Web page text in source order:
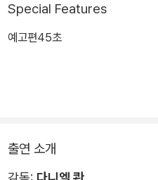
가고 있다는 사실을 알게 되고,
그 모든 능력을 빌려와 위기의 세
Special Features
예고편45초
출연 소개